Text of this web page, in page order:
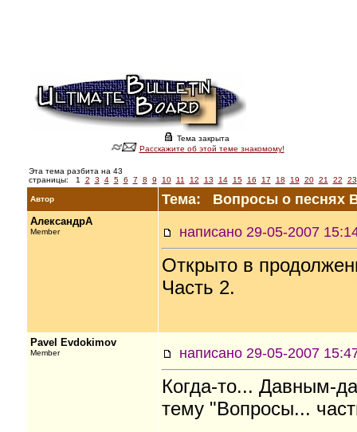
Тема закрыта
Расскажите об этой теме знакомому!
Эта тема разбита на 43
страницы:
1 2 3 4 5 6 7 8 9 10 11 12 13 14 15 16 17 18 19 20 21 22 23
Автор Тема: Вопросы о песнях
АлександрА
Member написано 29-05-2007
Открыто в
Часть 2.
Pavel Evdokimov
Member написано 29-05-2007
Когда-то... Давным-
тему "Вопросы...